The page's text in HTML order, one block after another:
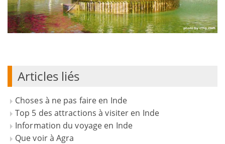
Articles liés
Choses à ne pas faire en Inde
Top 5 des attractions à visiter en Inde
Information du voyage en Inde
Que voir à Agra